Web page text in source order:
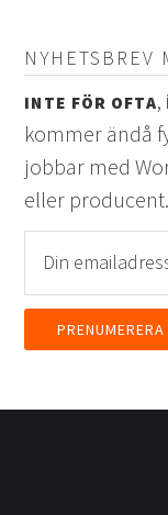
NYHETSBREV
INTE FÖR OFTA
kommer ändå
jobbar med
eller producent.